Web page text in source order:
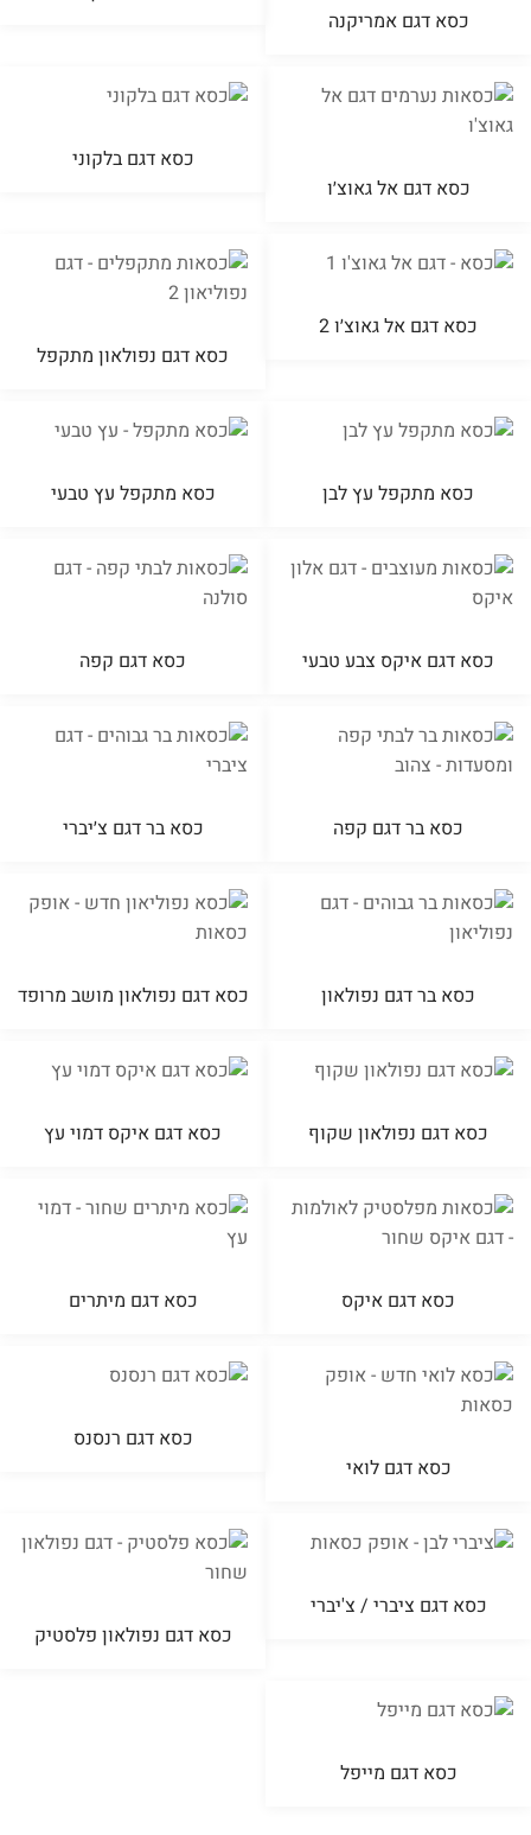
כסא דגם אמריקנה
כסא דגם אל גאוצ׳ו
כסא דגם בלקוני
כסא דגם אל גאוצ׳ו 2
כסא דגם נפולאון מתקפל
כסא מתקפל עץ לבן כסא מתקפל עץ טבעי
כסא דגם איקס צבע טבעי כסא דגם קפה
כסא בר דגם קפה כסא בר דגם צ׳יברי
כסא בר דגם נפולאון כסא דגם נפולאון מושב מרופד
כסא דגם נפולאון שקוף כסא דגם איקס דמוי עץ
כסא דגם איקס כסא דגם מיתרים
כסא דגם לואי
כסא דגם רנסנס
כסא דגם ציברי / צ'יברי
כסא דגם נפולאון פלסטיק
כסא דגם מייפל